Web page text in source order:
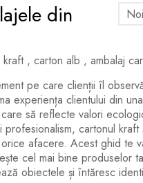
din
, carton alb , ambalaj
pe care clienții îl
experiența clientului din
să reflecte valori
cartonul kraft
afacere. Acest ghid te
cel mai bine produselor
obiectele și întăresc